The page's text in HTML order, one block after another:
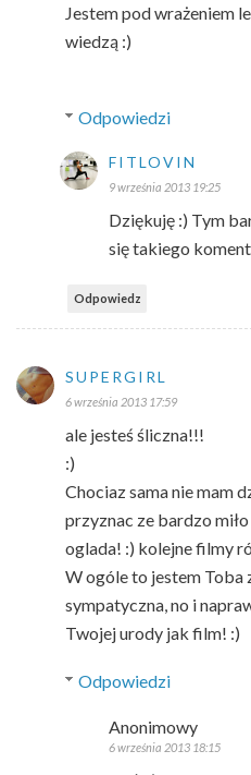
Jestem pod wrażeniem
wiedzą :)
Odpowiedzi
FITLOVIN
9 września 2013 19:25
Dziękuję :) Tym
się takiego
Odpowiedz
SUPERGIRL
6 września 2013 17:59
ale jesteś śliczna!!!
:)
Chociaz sama nie mam
przyznac ze bardzo
oglada! :) kolejne filmy
W ogóle to jestem Toba
sympatyczna, no i
Twojej urody jak film! :)
Odpowiedzi
Anonimowy
6 września 2013 18:15